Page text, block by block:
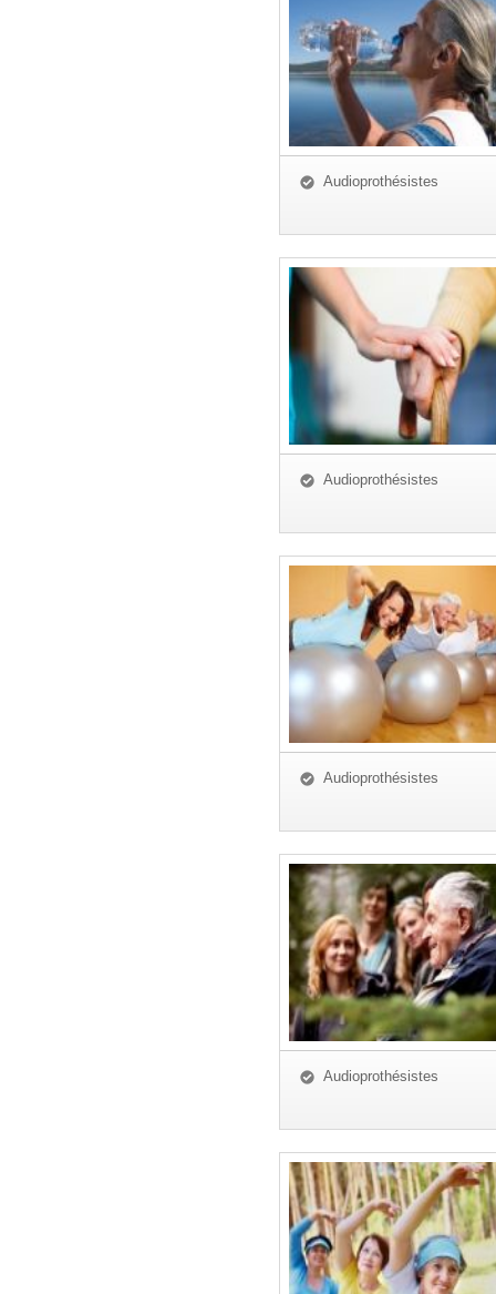
Audioprothésistes
Audioprothésistes
Audioprothésistes
Audioprothésistes